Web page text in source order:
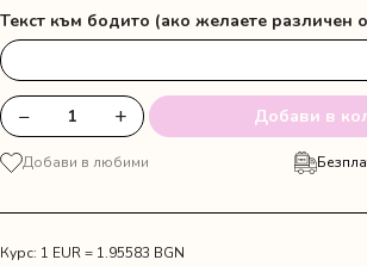
Текст към бодито (ако желаете различен
количество
за
Сет
кадифен
− + Добави в
Добави в любими
Курс: 1 EUR = 1.95583 BGN